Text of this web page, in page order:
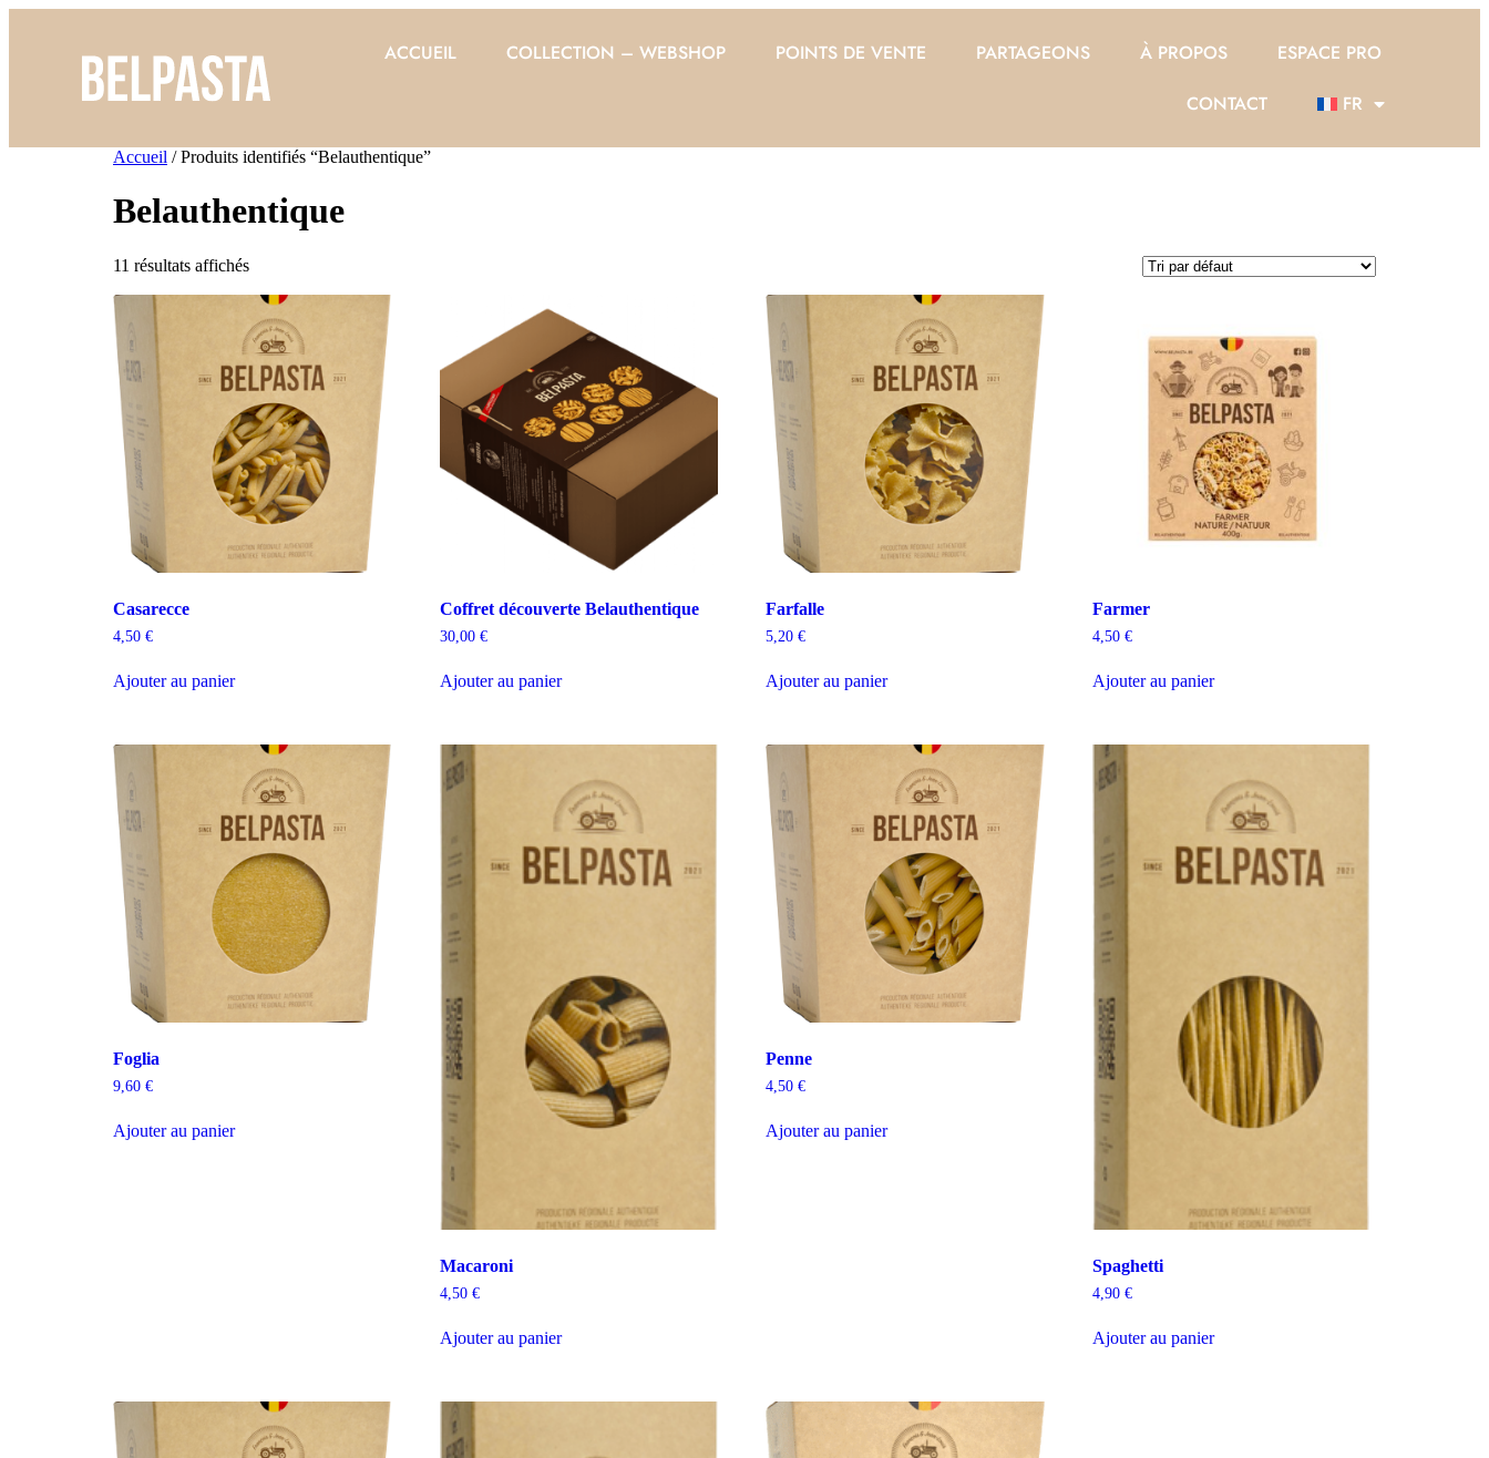
ACCUEIL COLLECTION – WEBSHOP POINTS DE VENTE PARTAGEONS À PROPOS
ESPACE PRO
CONTACT
FR
Accueil / Produits identifiés “Belauthentique”
Belauthentique
11 résultats affichés
Casarecce
4,50 €
Ajouter au panier
Coffret découverte Belauthentique
30,00 €
Ajouter au panier
Farfalle
5,20€
Ajouter au panier
Farmer
4,50€
Ajouter au panier
Foglia
9,60 €
Ajouter au panier
Macaroni
4,50 €
Ajouter au panier
Penne
4,50€
Ajouter au panier
Spaghetti
4,90€
Ajouter au panier